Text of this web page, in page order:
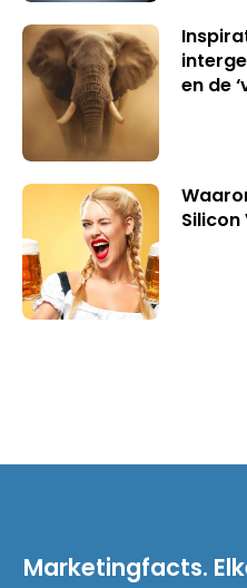
en de
Silicon
Marketingfacts.